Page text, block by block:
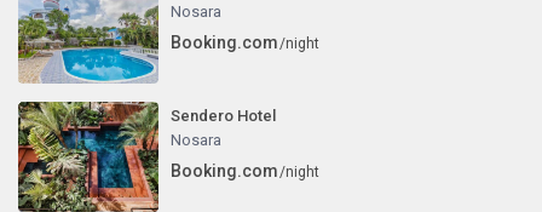
Nosara
Booking.com/night
Sendero Hotel
Nosara
Booking.com/night